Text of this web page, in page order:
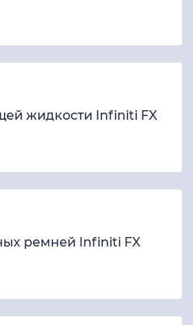
жидкости Infiniti FX
ремней Infiniti FX